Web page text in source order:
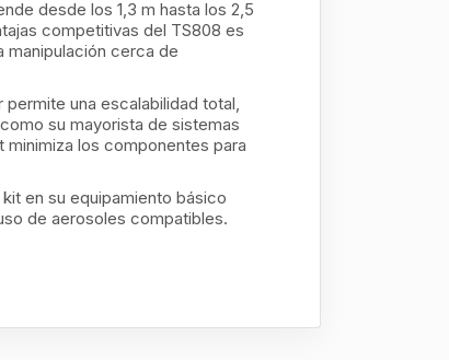
desde los 1,3 m hasta los 2,5
competitivas del TS808 es
manipulación cerca de
una escalabilidad total,
su mayorista de sistemas
los componentes para
en su equipamiento básico
de aerosoles compatibles.